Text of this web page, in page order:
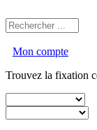
Mon compte
Trouvez la fixation